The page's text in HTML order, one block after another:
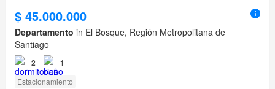
$ 45.000.000
Departamento in El Bosque, Región Metropolitana de
Santiago
2 1
Estacionamiento